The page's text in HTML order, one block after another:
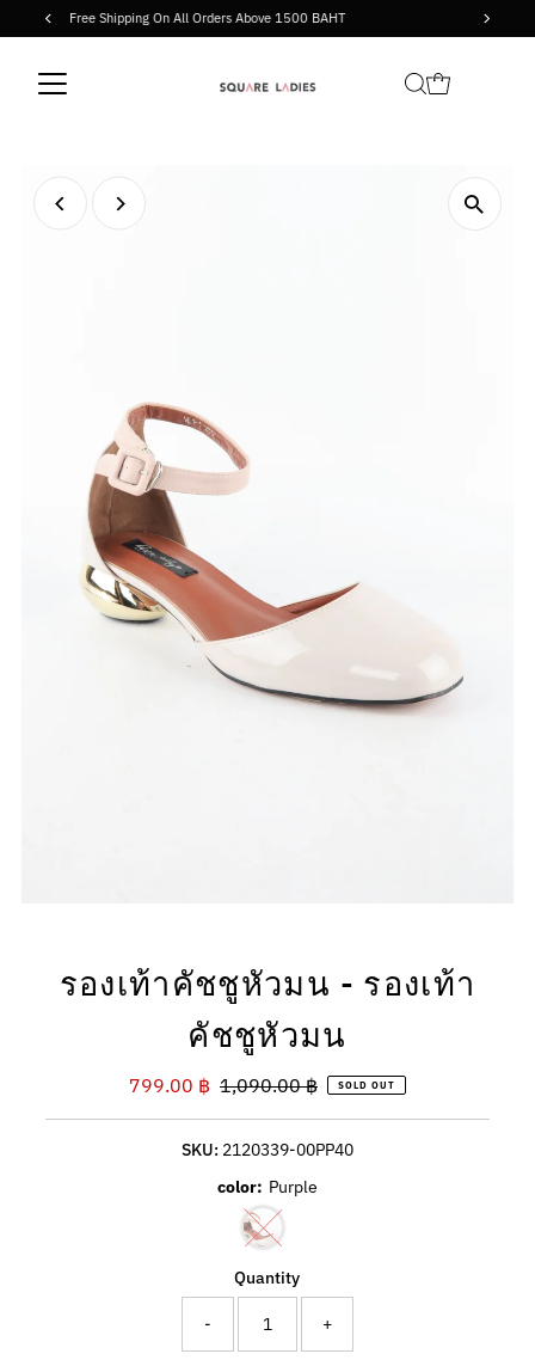
Skip to content
1500 BAHT ฟรีค่าขนส่ง เมื่อซื้อสินค้าขั้นต่ำ
รองเท้าคัชชูหัวมน - รองเท้า
คัชชูหัวมน
Sale
799.00 ฿ Regular
1,090.00 ฿ SOLD OUT
SKU: 2120339-00PP40
color: Purple
Variant sold out or unavailable
Quantity
- +